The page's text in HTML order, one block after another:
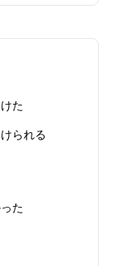
た
られる
た